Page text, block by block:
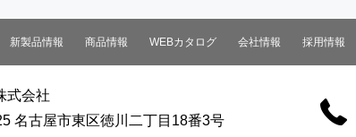
新製品情報 商品情報 WEBカタログ 会社情報 採用情報
式会社
名古屋市東区徳川二丁目18番3号